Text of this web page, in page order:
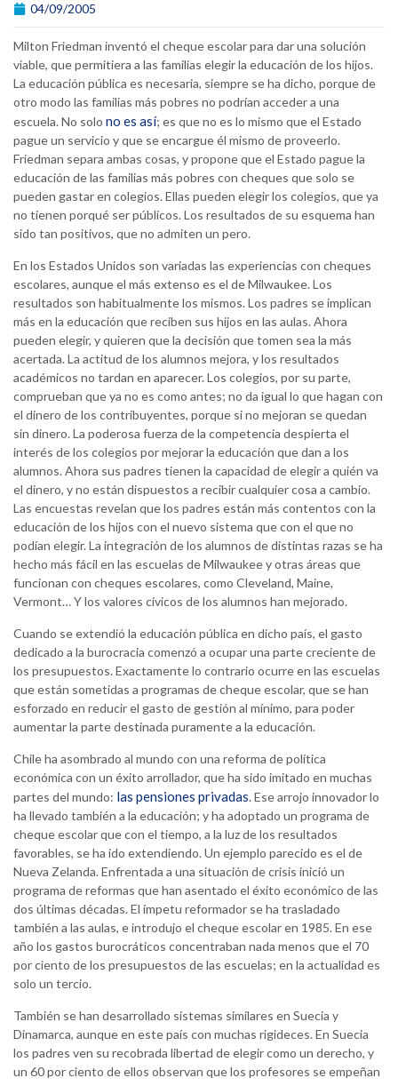
04/09/2005
Milton Friedman inventó el cheque escolar para dar una solución
viable, que permitiera a las familias elegir la educación de los hijos.
La educación pública es necesaria, siempre se ha dicho, porque de
otro modo las familias más pobres no podrían acceder a una
escuela. No solo no es así; es que no es lo mismo que el Estado
pague un servicio y que se encargue él mismo de proveerlo.
Friedman separa ambas cosas, y propone que el Estado pague la
educación de las familias más pobres con cheques que solo se
pueden gastar en colegios. Ellas pueden elegir los colegios, que ya
no tienen porqué ser públicos. Los resultados de su esquema han
sido tan positivos, que no admiten un pero.
En los Estados Unidos son variadas las experiencias con cheques
escolares, aunque el más extenso es el de Milwaukee. Los
resultados son habitualmente los mismos. Los padres se implican
más en la educación que reciben sus hijos en las aulas. Ahora
pueden elegir, y quieren que la decisión que tomen sea la más
acertada. La actitud de los alumnos mejora, y los resultados
académicos no tardan en aparecer. Los colegios, por su parte,
comprueban que ya no es como antes; no da igual lo que hagan con
el dinero de los contribuyentes, porque si no mejoran se quedan
sin dinero. La poderosa fuerza de la competencia despierta el
interés de los colegios por mejorar la educación que dan a los
alumnos. Ahora sus padres tienen la capacidad de elegir a quién va
el dinero, y no están dispuestos a recibir cualquier cosa a cambio.
Las encuestas revelan que los padres están más contentos con la
educación de los hijos con el nuevo sistema que con el que no
podían elegir. La integración de los alumnos de distintas razas se ha
hecho más fácil en las escuelas de Milwaukee y otras áreas que
funcionan con cheques escolares, como Cleveland, Maine,
Vermont… Y los valores cívicos de los alumnos han mejorado.
Cuando se extendió la educación pública en dicho país, el gasto
dedicado a la burocracia comenzó a ocupar una parte creciente de
los presupuestos. Exactamente lo contrario ocurre en las escuelas
que están sometidas a programas de cheque escolar, que se han
esforzado en reducir el gasto de gestión al mínimo, para poder
aumentar la parte destinada puramente a la educación.
Chile ha asombrado al mundo con una reforma de política
económica con un éxito arrollador, que ha sido imitado en muchas
partes del mundo: las pensiones privadas. Ese arrojo innovador lo
ha llevado también a la educación; y ha adoptado un programa de
cheque escolar que con el tiempo, a la luz de los resultados
favorables, se ha ido extendiendo. Un ejemplo parecido es el de
Nueva Zelanda. Enfrentada a una situación de crisis inició un
programa de reformas que han asentado el éxito económico de las
dos últimas décadas. El ímpetu reformador se ha trasladado
también a las aulas, e introdujo el cheque escolar en 1985. En ese
año los gastos burocráticos concentraban nada menos que el 70
por ciento de los presupuestos de las escuelas; en la actualidad es
solo un tercio.
También se han desarrollado sistemas similares en Suecia y
Dinamarca, aunque en este país con muchas rigideces. En Suecia
los padres ven su recobrada libertad de elegir como un derecho, y
un 60 por ciento de ellos observan que los profesores se empeñan